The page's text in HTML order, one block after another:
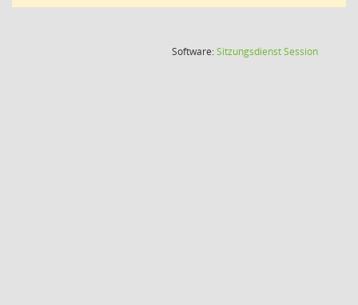
Software:SitzungsdienstSession(Wird in